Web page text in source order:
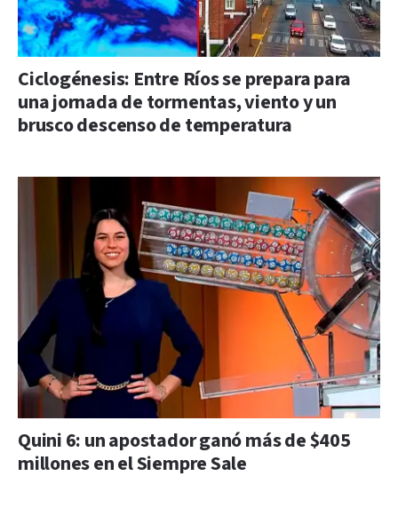
Ciclogénesis: Entre Ríos se prepara para
una jornada de tormentas, viento y un
brusco descenso de temperatura
Quini 6: un apostador ganó más de $405
millones en el Siempre Sale